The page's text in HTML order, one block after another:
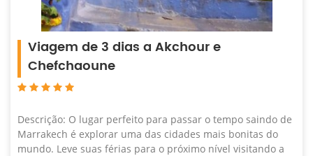
Viagem de 3 dias a Akchour e
Chefchaoune
Descrição: O lugar perfeito para passar o tempo saindo de
Marrakech é explorar uma das cidades mais bonitas do
mundo. Leve suas férias para o próximo nível visitando a